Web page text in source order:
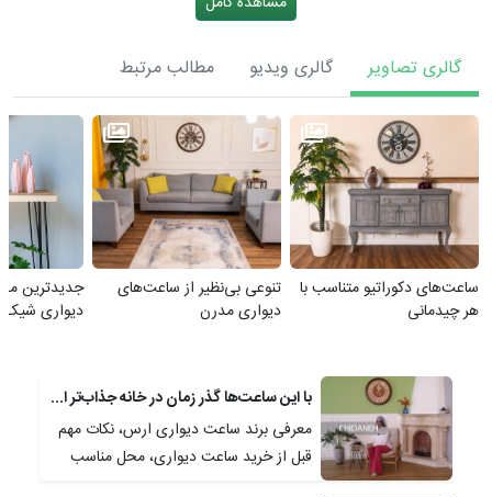
گالری تصاویر گالری ویدیو مطالب مرتبط
ساعت‌های دکوراتیو متناسب با
هر چیدمانی
تنوعی بی‌نظیر از ساعت‌های
دیواری مدرن
جدیدترین
دیواری شیک
با این ساعت‌ها گذر زمان در خانه جذاب‌تر است!
معرفی برند ساعت دیواری ارس، نکات مهم
قبل از خرید ساعت دیواری، محل مناسب